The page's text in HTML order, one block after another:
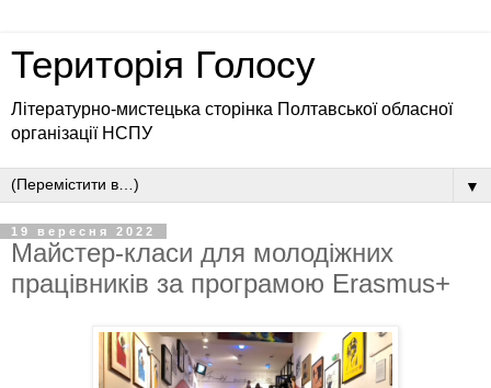
Територія Голосу
Літературно-мистецька сторінка Полтавської обласної
організації НСПУ
▼
19 вересня 2022
Майстер-класи для молодіжних
працівників за програмою Erasmus+